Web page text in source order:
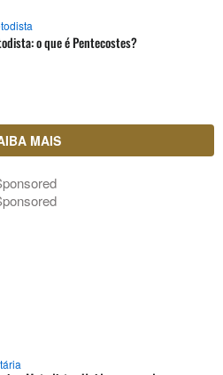
o que é Pentecostes?
MAIS